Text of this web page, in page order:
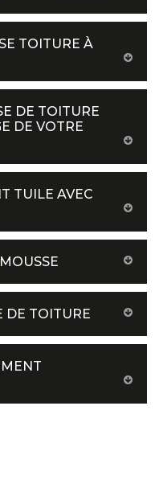
TOITURE À
DE TOITURE
DE VOTRE
TUILE AVEC
DE TOITURE